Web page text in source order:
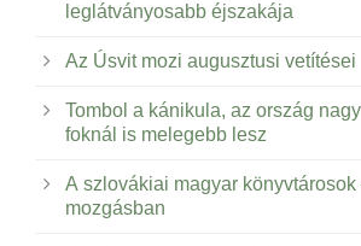
leglátványosabb éjszakája
Az Úsvit mozi augusztusi vetítései
Tombol a kánikula, az ország
foknál is melegebb lesz
A szlovákiai magyar könyvtárosok
mozgásban